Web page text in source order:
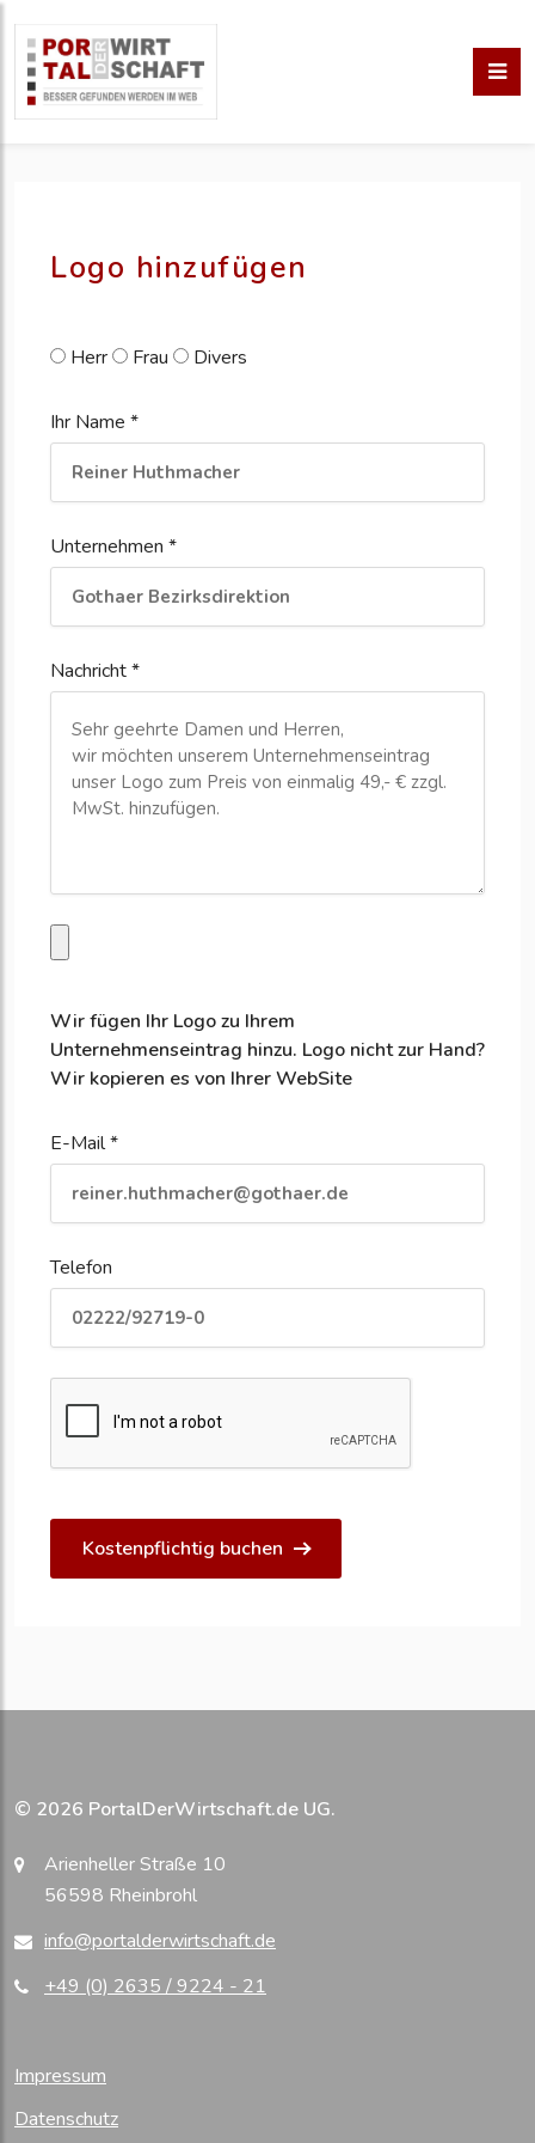
erstellen
Logo hinzufügen
Herr Frau Divers
Ihr Name *
Unternehmen *
Nachricht *
Wir fügen Ihr Logo zu Ihrem
Unternehmenseintrag hinzu. Logo nicht zur Hand?
Wir kopieren es von Ihrer WebSite
E-Mail *
Telefon
Kostenpflichtig buchen
© 2026 PortalDerWirtschaft.de UG.
Arienheller Straße 10
56598 Rheinbrohl
info@portalderwirtschaft.de
+49 (0) 2635 / 9224 - 21
Impressum
Datenschutz